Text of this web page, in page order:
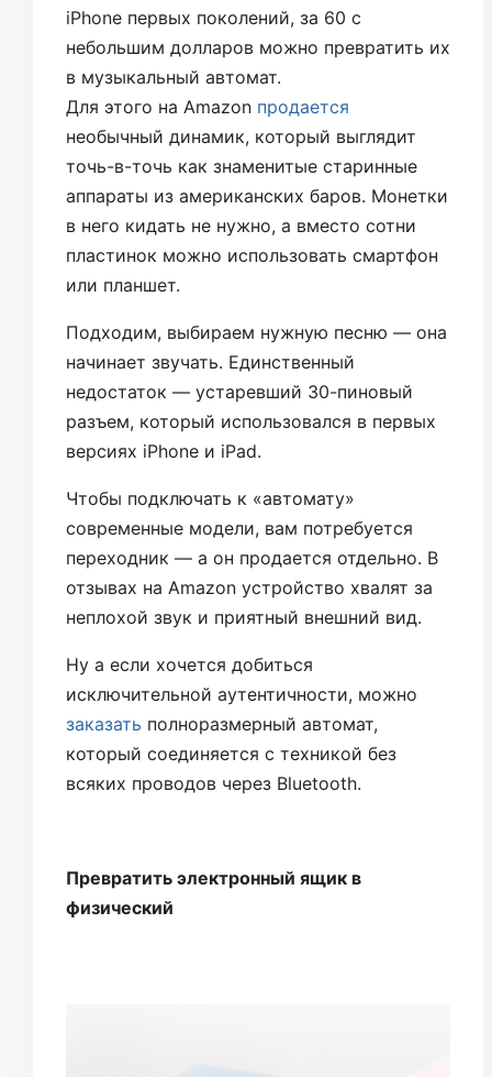
iPhone первых поколений, за 60 с
небольшим долларов можно превратить их
в музыкальный автомат.
Для этого на Amazon продается
необычный динамик, который выглядит
точь-в-точь как знаменитые старинные
аппараты из американских баров. Монетки
в него кидать не нужно, а вместо сотни
пластинок можно использовать смартфон
или планшет.
Подходим, выбираем нужную песню — она
начинает звучать. Единственный
недостаток — устаревший 30-пиновый
разъем, который использовался в первых
версиях iPhone и iPad.
Чтобы подключать к «автомату»
современные модели, вам потребуется
переходник — а он продается отдельно. В
отзывах на Amazon устройство хвалят за
неплохой звук и приятный внешний вид.
Ну а если хочется добиться
исключительной аутентичности, можно
заказать полноразмерный автомат,
который соединяется с техникой без
всяких проводов через Bluetooth.
Превратить электронный ящик в
физический